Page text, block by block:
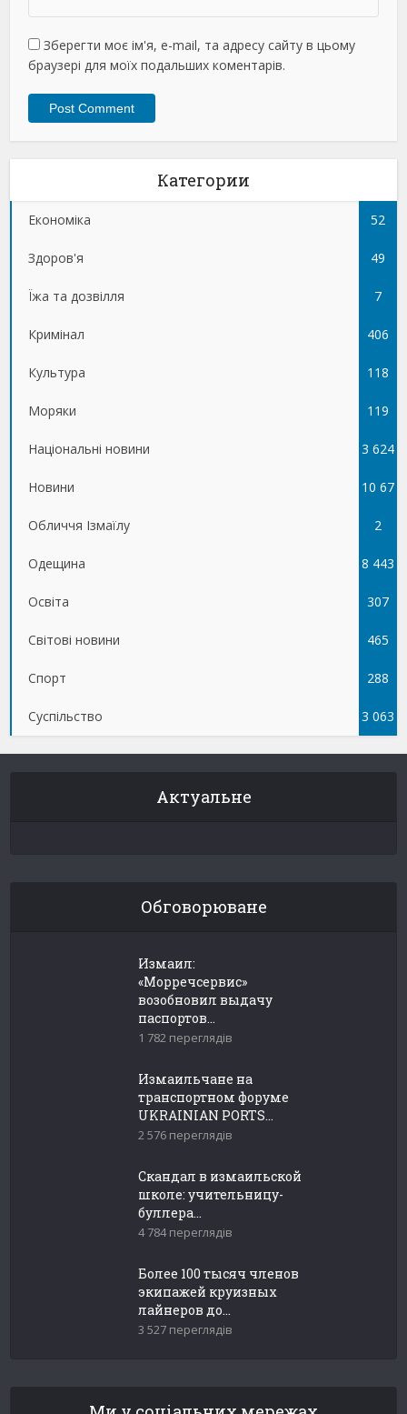
Зберегти моє ім'я, e-mail, та адресу сайту в цьому
браузері для моїх подальших коментарів.
Категории
Економіка 52
Здоров'я 49
Їжа та дозвілля 7
Кримінал 406
Культура 118
Моряки 119
Національні новини 3 624
Новини 10 67
5
Обличчя Ізмаїлу 2
Одещина 8 443
Освіта 307
Світові новини 465
Спорт 288
Суспільство 3 063
Актуальне
Обговорюване
Измаил:
«Морречсервис»
возобновил выдачу
паспортов...
1 782 переглядів
Измаильчане на
транспортном форуме
UKRAINIAN PORTS...
2 576 переглядів
Скандал в измаильской
школе: учительницу-
буллера...
4 784 переглядів
Более 100 тысяч членов
экипажей круизных
лайнеров до...
3 527 переглядів